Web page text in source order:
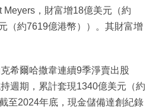
Meyers，財富增18億美元（約
（約7619億港幣））。其財富增
克希爾哈撒韋連續9季淨賣出股
週期，累計套現1340億美元（約
至2024年底，現金儲備達創紀錄